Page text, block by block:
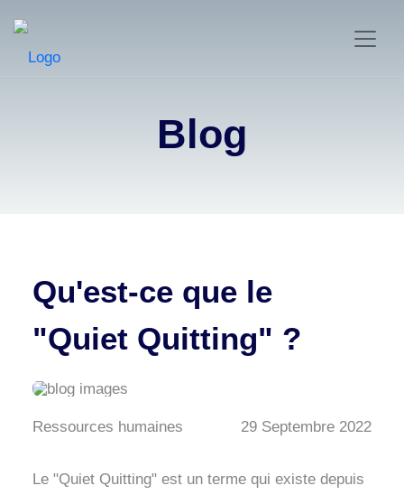
Blog
Qu'est-ce que le
"Quiet Quitting" ?
Ressources humaines 29 Septembre 2022
Le "Quiet Quitting" est un terme qui existe depuis